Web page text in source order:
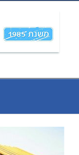
Skip
content